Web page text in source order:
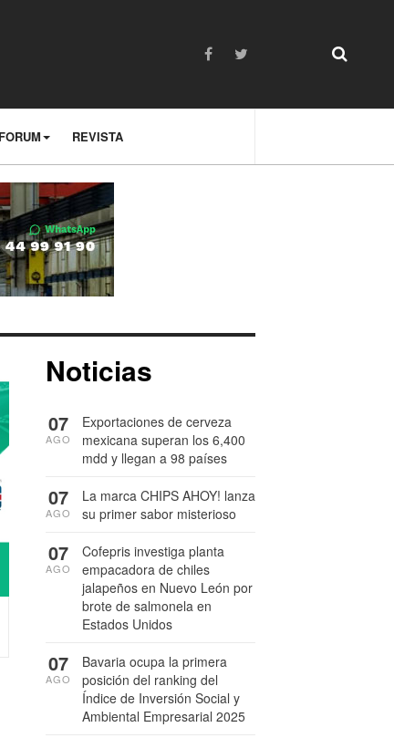
REVISTA
Noticias
Exportaciones de cerveza
mexicana superan los 6,400
mdd y llegan a 98 países
07
AGO
La marca CHIPS AHOY! lanza
su primer sabor misterioso
07
AGO
Cofepris investiga planta
empacadora de chiles
jalapeños en Nuevo León por
brote de salmonela en
Estados Unidos
07
AGO
Bavaria ocupa la primera
posición del ranking del
Índice de Inversión Social y
Ambiental Empresarial 2025
07
AGO